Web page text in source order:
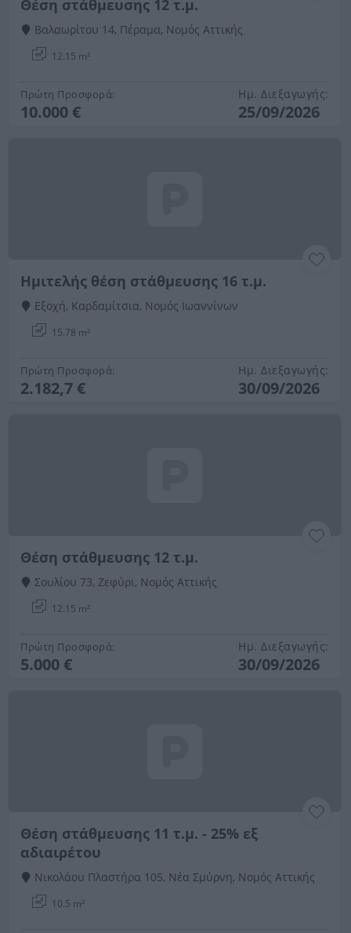
Θέση στάθμευσης 12 τ.μ.
Βαλαωρίτου 14, Πέραμα, Νομός Αττικής
12.15 m²
Πρώτη Προσφορά:
10.000 €
Ημ. Διεξαγωγής:
25/09/2026
Ημιτελής θέση στάθμευσης 16 τ.μ.
Εξοχή, Καρδαμίτσια, Νομός Ιωαννίνων
15.78 m²
Πρώτη Προσφορά:
2.182,7 €
Ημ. Διεξαγωγής:
30/09/2026
Θέση στάθμευσης 12 τ.μ.
Σουλίου 73, Ζεφύρι, Νομός Αττικής
12.15 m²
Πρώτη Προσφορά:
5.000 €
Ημ. Διεξαγωγής:
30/09/2026
Θέση στάθμευσης 11 τ.μ. - 25% εξ
αδιαιρέτου
Νικολάου Πλαστήρα 105, Νέα Σμύρνη, Νομός Αττικής
10.5 m²